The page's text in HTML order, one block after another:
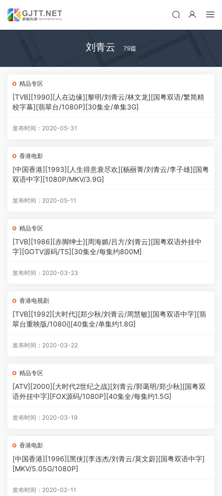
刘青云 79篇
精品专区
[TVB][1990][人在边缘][黎明/刘青云/林文龙][国粤双语/繁简精
校字幕][翡翠台/1080P][30集全/单集3G]
发布时间：2020-05-31
香港电影
[中国香港][1993][人生得意衰尽欢][杨丽菁/刘青云/李子雄][国粤
双语中字][1080P/MKV/3.9G]
发布时间：2020-05-11
精品专区
[TVB][1986][赤脚绅士][周海媚/吕方/刘青云][国粤双语外挂中
字][GOTV源码/TS][30集全/每集约800M]
发布时间：2020-03-23
香港电视剧
[TVB][1992][大时代][郑少秋/刘青云/周慧敏][国粤双语中字][翡
翠台重映版/1080i][40集全/单集约1.8G]
发布时间：2020-03-22
精品专区
[ATV][2000][大时代2世纪之战][刘青云/郭蔼明/郑少秋][国粤双
语外挂中字][FOX源码/1080P][40集全/每集约1.5G]
发布时间：2020-03-19
香港电影
[中国香港][1996][黑侠][李连杰/刘青云/莫文蔚][国粤双语中字]
[MKV/5.05G/1080P]
发布时间：2020-02-11